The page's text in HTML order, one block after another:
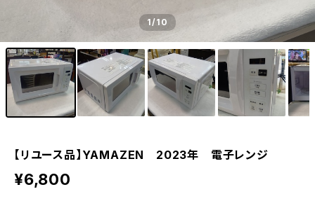
1/10
【リユース品】YAMAZEN 2023年 電子レンジ
¥6,800